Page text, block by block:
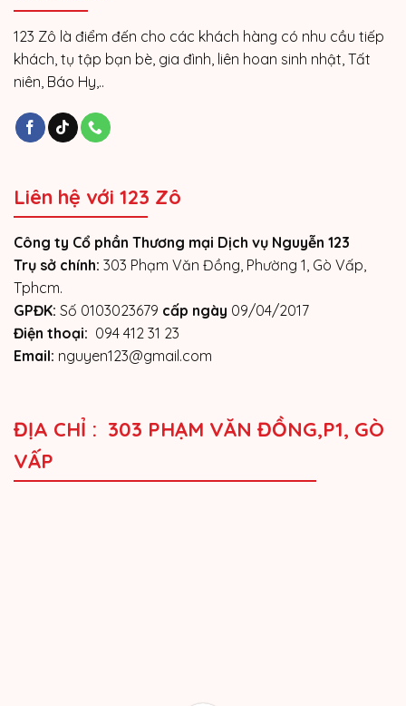
123 Zô là điểm đến cho các khách hàng có nhu cầu tiếp
khách, tụ tập bạn bè, gia đình, liên hoan sinh nhật, Tất
niên, Báo Hy,..
Liên hệ với 123 Zô
Công ty Cổ phần Thương mại Dịch vụ Nguyễn 123
Trụ sở chính: 303 Phạm Văn Đồng, Phường 1, Gò Vấp,
Tphcm.
GPĐK: Số 0103023679 cấp ngày 09/04/2017
Điện thoại: 094 412 31 23
Email: nguyen123@gmail.com
ĐỊA CHỈ : 303 PHẠM VĂN ĐỒNG,P1, GÒ
VẤP